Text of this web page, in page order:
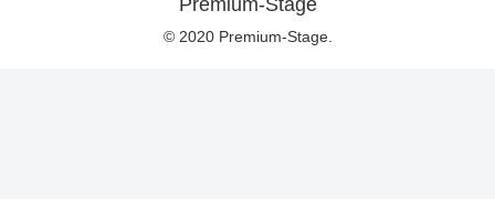
© 2020 Premium-Stage.